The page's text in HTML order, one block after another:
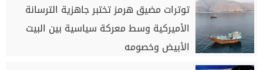
توترات مضيق هرمز تختبر جاهزية الترسانة
الأميركية وسط معركة سياسية بين البيت
الأبيض وخصومه